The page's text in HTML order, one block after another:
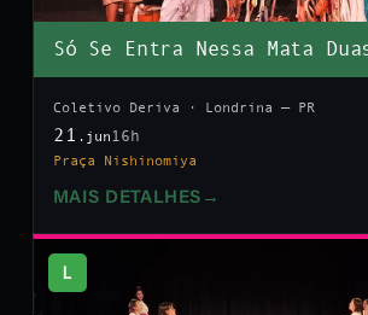
Só Se Entra Nessa Mata
Coletivo Deriva · Londrina — PR
21 .jun 16h
Praça Nishinomiya
MAIS DETALHES →
L